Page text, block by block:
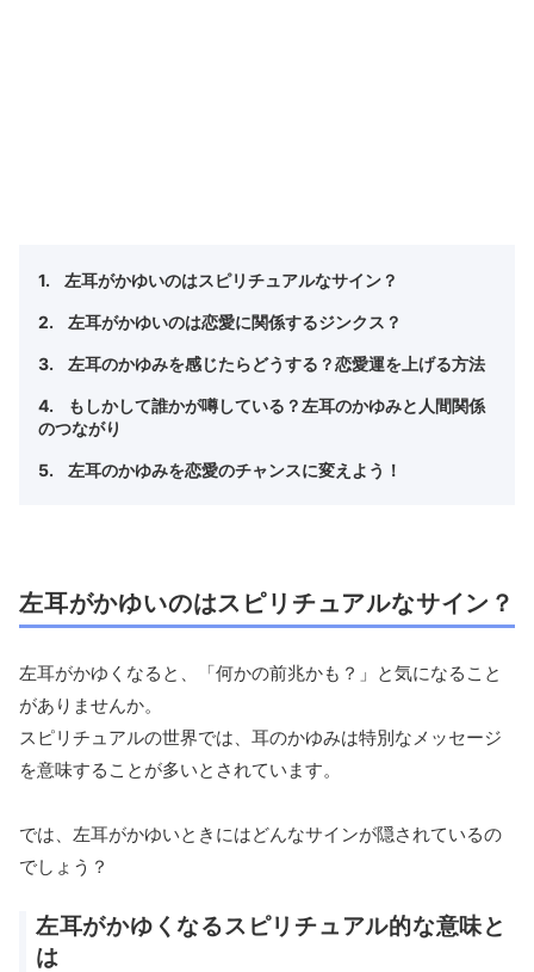
左耳がかゆいのはスピリチュアルなサイン？
左耳がかゆいのは恋愛に関係するジンクス？
左耳のかゆみを感じたらどうする？恋愛運を上げる方法
もしかして誰かが噂している？左耳のかゆみと人間関係
のつながり
左耳のかゆみを恋愛のチャンスに変えよう！
左耳がかゆいのはスピリチュアルなサイン？
左耳がかゆくなると、「何かの前兆かも？」と気になること
がありませんか。
スピリチュアルの世界では、耳のかゆみは特別なメッセージ
を意味することが多いとされています。
では、左耳がかゆいときにはどんなサインが隠されているの
でしょう？
左耳がかゆくなるスピリチュアル的な意味と
は